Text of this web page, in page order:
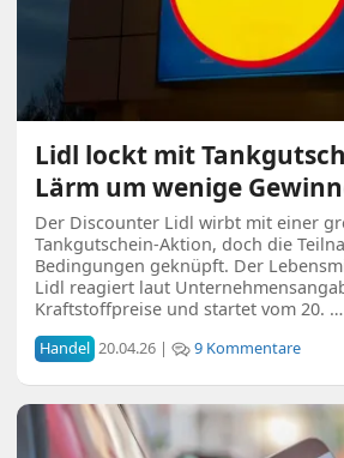
Lidl lockt mit
Lärm um wenige
Der Discounter Lidl wirbt mit einer
Tankgutschein-Aktion, doch die
Bedingungen geknüpft. Der
Lidl reagiert laut
Kraftstoffpreise und startet vom 20. …
Handel 20.04.26 | 9 Kommentare